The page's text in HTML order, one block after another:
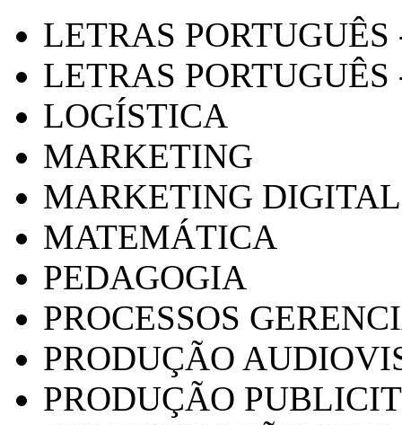
LETRAS
LETRAS PORTUGUÊS
LOGÍSTICA
MARKETING
MARKETING DIGITAL
MATEMÁTICA
PEDAGOGIA
PROCESSOS
PRODUÇÃO
PRODUÇÃO